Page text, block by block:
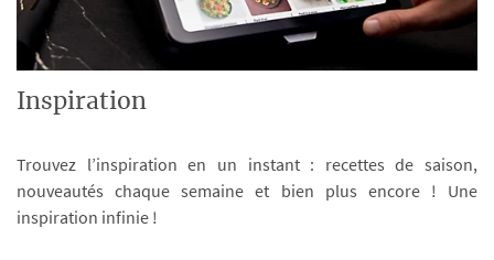
Inspiration
Trouvez l’inspiration en un instant : recettes de saison,
nouveautés chaque semaine et bien plus encore ! Une
inspiration infinie !